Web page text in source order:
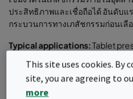
ประสิทธิภาพและเชื่อถือได้ อันดับแ
กระบวนการทางเภสัชกรรมก่อนเ
Typical applications:Tablet
Handled ingredients:Powders,
pharmaceutical ingredients
This site uses cookies. By
site, you are agreeing to
more